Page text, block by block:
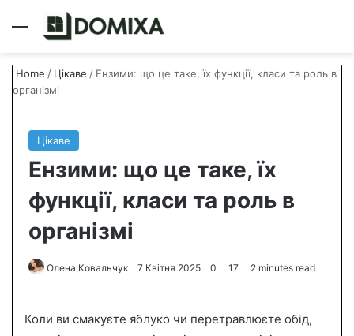
Menu
Home / Цікаве / Ензими: що це таке, їх функції, класи та роль в
організмі
Цікаве
Ензими: що це таке, їх
функції, класи та роль в
організмі
Олена Ковальчук
d
7 Квітня 2025 0 17 2 minutes read
Коли ви смакуєте яблуко чи перетравлюєте обід,